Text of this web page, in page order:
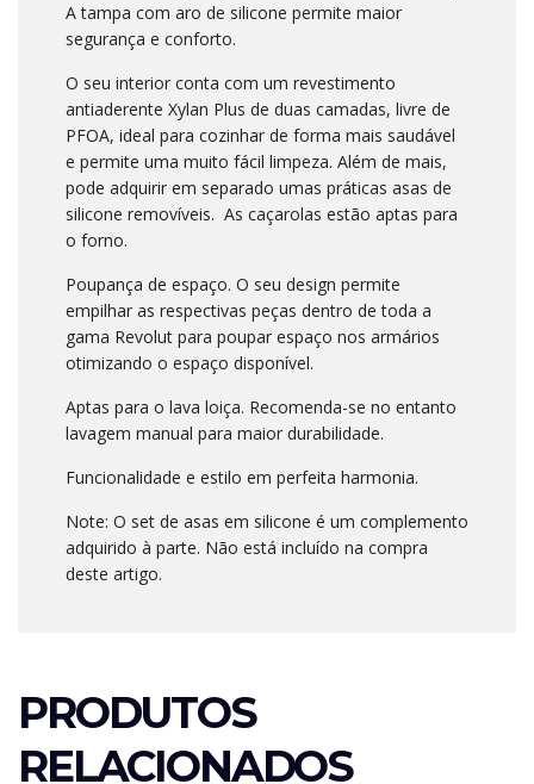
A tampa com aro de silicone permite maior
segurança e conforto.
O seu interior conta com um revestimento
antiaderente Xylan Plus de duas camadas, livre de
PFOA, ideal para cozinhar de forma mais saudável
e permite uma muito fácil limpeza. Além de mais,
pode adquirir em separado umas práticas asas de
silicone removíveis. As caçarolas estão aptas para
o forno.
Poupança de espaço. O seu design permite
empilhar as respectivas peças dentro de toda a
gama Revolut para poupar espaço nos armários
otimizando o espaço disponível.
Aptas para o lava loiça. Recomenda-se no entanto
lavagem manual para maior durabilidade.
Funcionalidade e estilo em perfeita harmonia.
Note: O set de asas em silicone é um complemento
adquirido à parte. Não está incluído na compra
deste artigo.
PRODUTOS
RELACIONADOS